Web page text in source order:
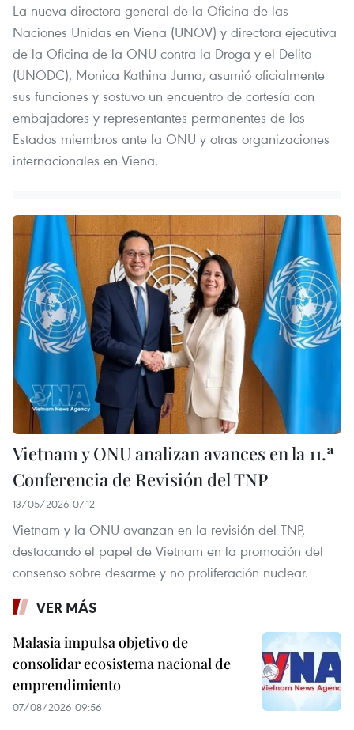
La nueva directora general de la Oficina de las
Naciones Unidas en Viena (UNOV) y directora ejecutiva
de la Oficina de la ONU contra la Droga y el Delito
(UNODC), Monica Kathina Juma, asumió oficialmente
sus funciones y sostuvo un encuentro de cortesía con
embajadores y representantes permanentes de los
Estados miembros ante la ONU y otras organizaciones
internacionales en Viena.
Vietnam y ONU analizan avances en la 11.ª
Conferencia de Revisión del TNP
13/05/2026 07:12
Vietnam y la ONU avanzan en la revisión del TNP,
destacando el papel de Vietnam en la promoción del
consenso sobre desarme y no proliferación nuclear.
VER MÁS
Malasia impulsa objetivo de
consolidar ecosistema nacional de
emprendimiento
07/08/2026 09:56